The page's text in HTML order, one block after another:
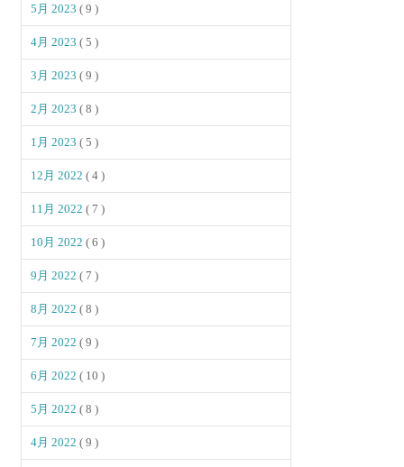
5月 2023( 9 )
4月 2023( 5 )
3月 2023( 9 )
2月 2023( 8 )
1月 2023( 5 )
12月 2022( 4 )
11月 2022( 7 )
10月 2022( 6 )
9月 2022( 7 )
8月 2022( 8 )
7月 2022( 9 )
6月 2022( 10 )
5月 2022( 8 )
4月 2022( 9 )